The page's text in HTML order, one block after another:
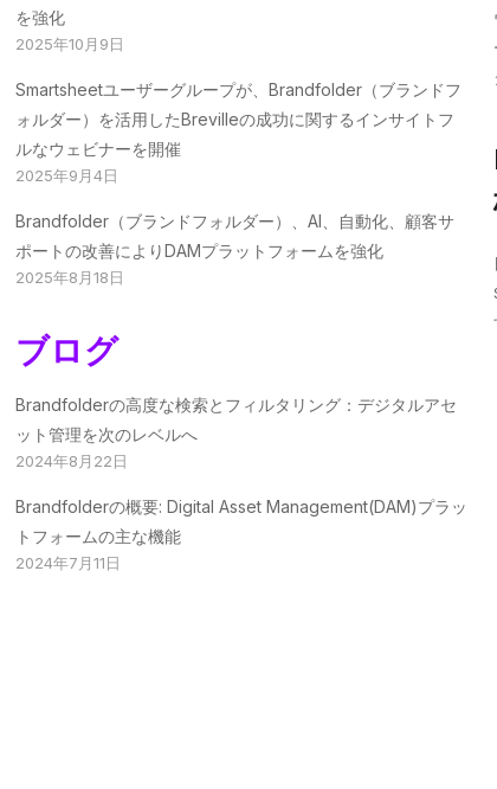
を強化
2025年10月9日
Smartsheetユーザーグループが、Brandfolder（ブランドフ
ォルダー）を活用したBrevilleの成功に関するインサイトフ
ルなウェビナーを開催
2025年9月4日
Brandfolder（ブランドフォルダー）、AI、自動化、顧客サ
ポートの改善によりDAMプラットフォームを強化
2025年8月18日
ブログ
Brandfolderの高度な検索とフィルタリング：デジタルアセ
ット管理を次のレベルへ
2024年8月22日
Brandfolderの概要: Digital Asset Management(DAM)プラッ
トフォームの主な機能
2024年7月11日